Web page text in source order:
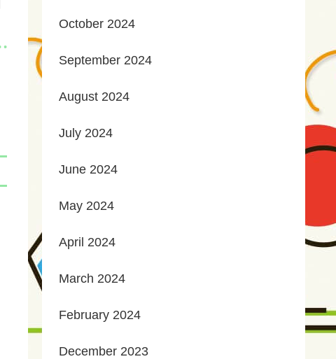
October 2024
September 2024
August 2024
July 2024
June 2024
May 2024
April 2024
March 2024
February 2024
December 2023